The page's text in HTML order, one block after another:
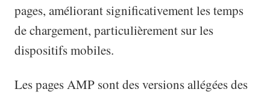
pages, améliorant significativement les temps
de chargement, particulièrement sur les
dispositifs mobiles.
Les pages AMP sont des versions allégées des